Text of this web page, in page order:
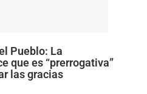
Pueblo: La
que es “prerrogativa”
las gracias